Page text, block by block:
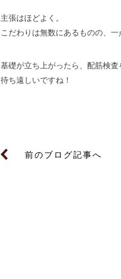
主張はほどよく。
こだわりは無数にあるものの、一
基礎が立ち上がったら、配筋検査
待ち遠しいですね！
前のブログ記事へ